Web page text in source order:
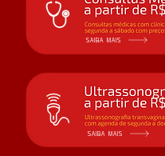
SAIBA MAIS
SAIBA MAIS